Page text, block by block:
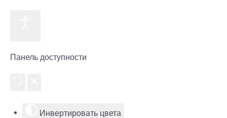
Панель доступности
Инвертировать цвета